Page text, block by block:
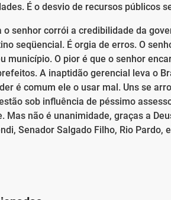
É o desvio de recursos públicos
o senhor corrói a credibilidade da
seqüencial. É orgia de erros. O
município. O pior é que o senhor
A inaptidão gerencial leva o
é comum ele o usar mal. Uns se
sob influência de péssimo
Mas não é unanimidade, graças a
Senador Salgado Filho, Rio